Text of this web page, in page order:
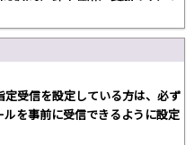
受信を設定している方は、必ず
を事前に受信できるように設定